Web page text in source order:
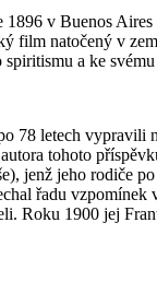
v Buenos
film natočený v
a ke
78 letech vypravili
tohoto
jenž jeho rodiče
řadu vzpomínek
Roku 1900 jej